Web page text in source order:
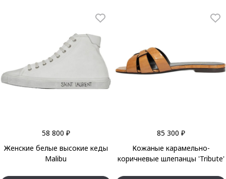
58 800 ₽
Женские белые высокие кеды
Malibu
85 300 ₽
Кожаные карамельно-
коричневые шлепанцы 'Tribute'